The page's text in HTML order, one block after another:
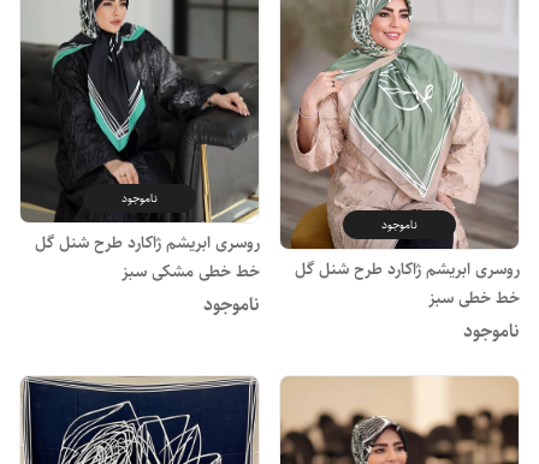
ناموجود
روسری ابریشم ژاکارد طرح شنل گل
خط خطی سبز
ناموجود
ناموجود
روسری ابریشم ژاکارد طرح شنل گل
خط خطی مشکی سبز
ناموجود